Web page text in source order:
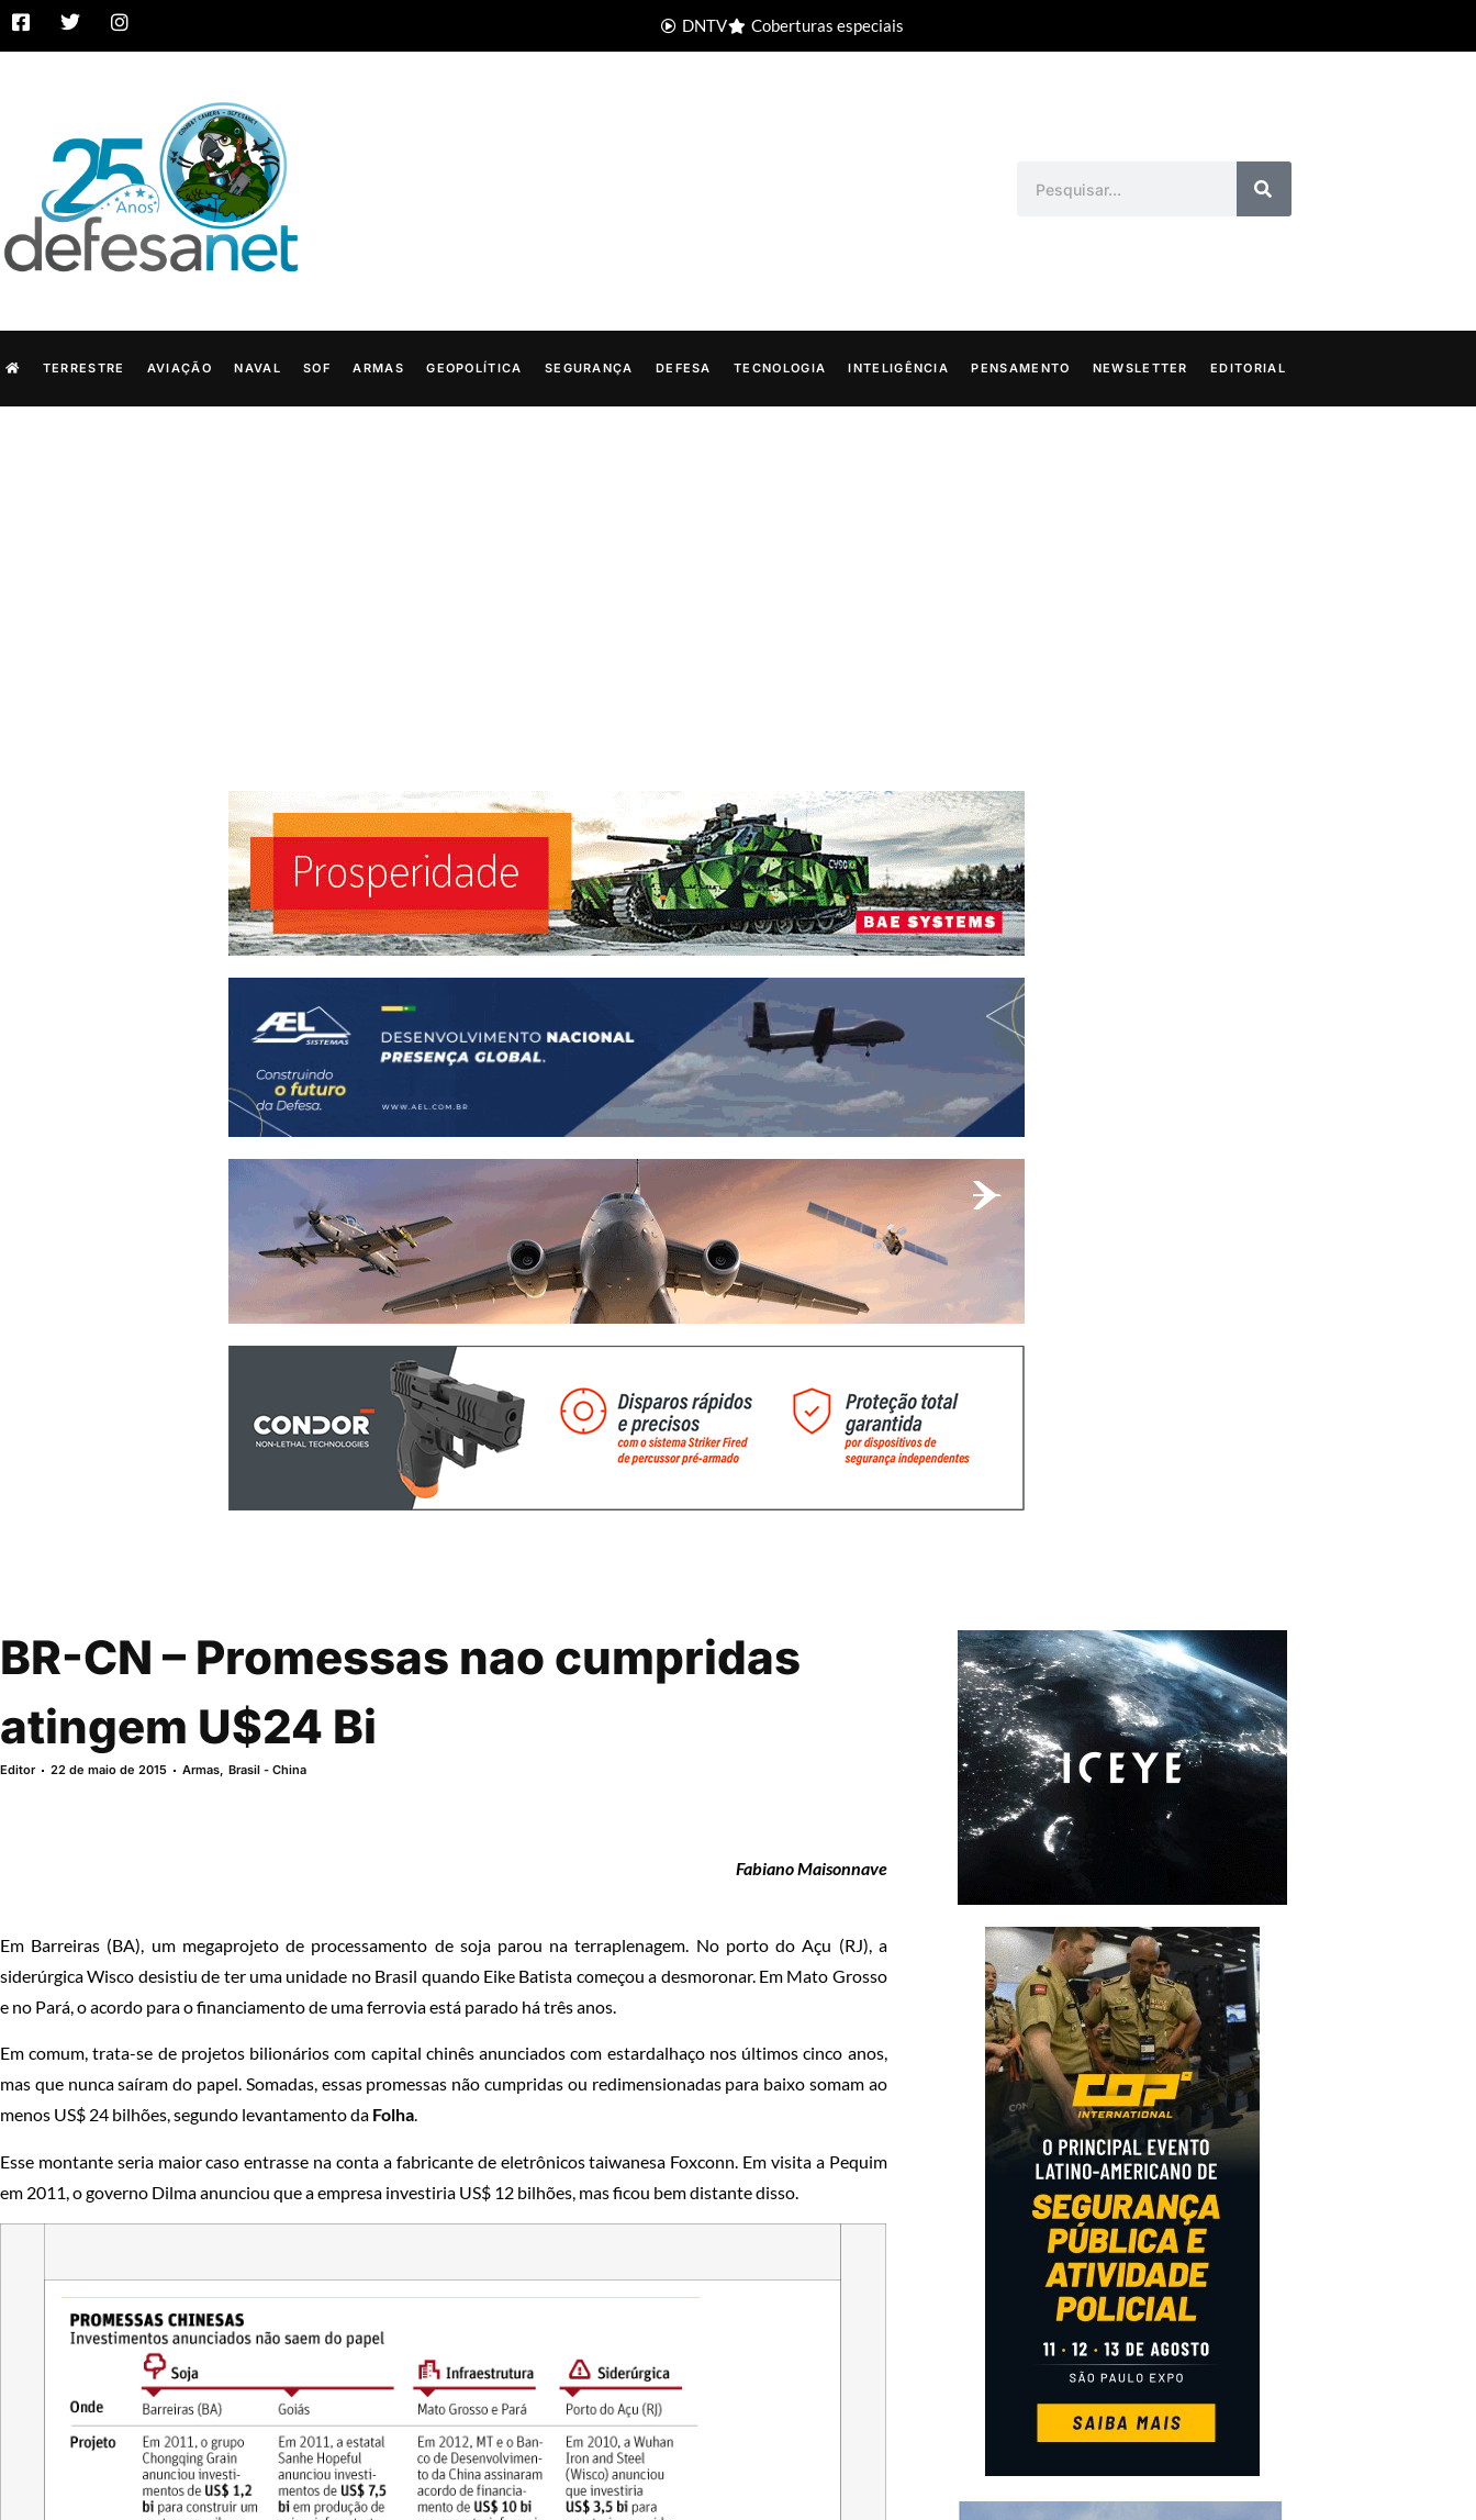
DNTV Coberturas especiais
TERRESTRE AVIAÇÃO NAVAL SOF ARMAS GEOPOLÍTICA SEGURANÇA DEFESA TECNOLOGIA INTELIGÊNCIA PENSAMENTO NEWSLETTER EDITORIAL
BR-CN – Promessas nao cumpridas
atingem U$24 Bi
Editor 22 de maio de 2015 Armas,Brasil - China
Fabiano Maisonnave
Em Barreiras (BA), um megaprojeto de processamento de soja parou na terraplenagem. No porto do Açu (RJ), a
siderúrgica Wisco desistiu de ter uma unidade no Brasil quando Eike Batista começou a desmoronar. Em Mato Grosso
e no Pará, o acordo para o financiamento de uma ferrovia está parado há três anos.
Em comum, trata-se de projetos bilionários com capital chinês anunciados com estardalhaço nos últimos cinco anos,
mas que nunca saíram do papel. Somadas, essas promessas não cumpridas ou redimensionadas para baixo somam ao
menos US$ 24 bilhões, segundo levantamento da Folha.
Esse montante seria maior caso entrasse na conta a fabricante de eletrônicos taiwanesa Foxconn. Em visita a Pequim
em 2011, o governo Dilma anunciou que a empresa investiria US$ 12 bilhões, mas ficou bem distante disso.